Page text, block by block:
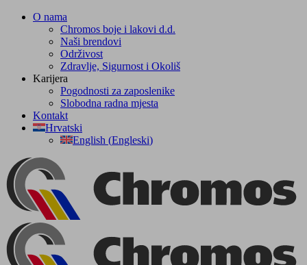
Skip
O nama
Chromos boje i lakovi d.d.
Naši brendovi
Održivost
Zdravlje, Sigurnost i Okoliš
Karijera
Pogodnosti za zaposlenike
Slobodna radna mjesta
Kontakt
Hrvatski
English (Engleski)
Facebook
YouTube